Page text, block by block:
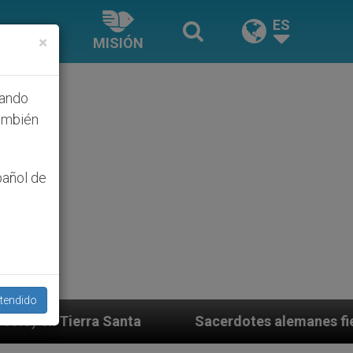
MISIÓN
ES
Sacerdotes alemanes fieles al Papa
×
de